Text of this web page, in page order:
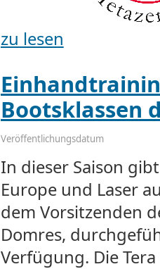
zu lesen
Bootsklassen
Veröffentlichungsdatum
In dieser Saison
Europe und Laser
dem Vorsitzenden
Domres,
Verfügung. Die